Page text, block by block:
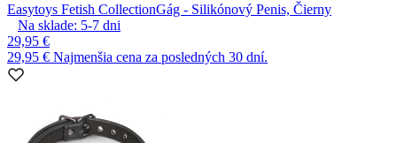
Easytoys Fetish CollectionGág - Silikónový Penis, Čierny
Na sklade: 5-7 dni
29,95 €
29,95 € Najmenšia cena za posledných 30 dní.